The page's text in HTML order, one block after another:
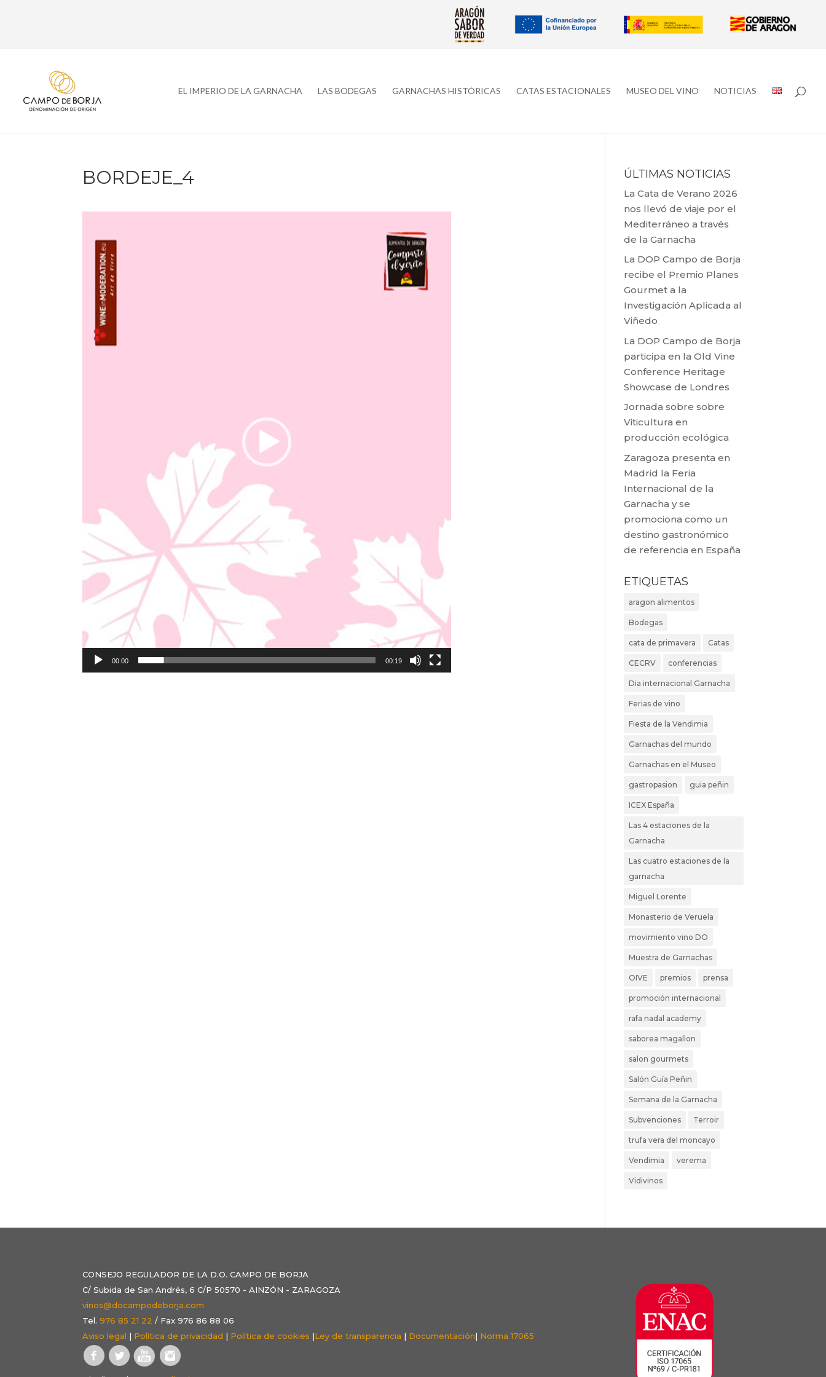
EL IMPERIO DE LA GARNACHA LAS BODEGAS GARNACHAS HISTÓRICAS CATAS ESTACIONALES MUSEO DEL VINO NOTICIAS
BORDEJE_4
vídeo
00:00 00:19
ÚLTIMAS NOTICIAS
La Cata de Verano 2026
nos llevó de viaje por el
Mediterráneo a través
de la Garnacha
La DOP Campo de Borja
recibe el Premio Planes
Gourmet a la
Investigación Aplicada al
Viñedo
La DOP Campo de Borja
participa en la Old Vine
Conference Heritage
Showcase de Londres
Jornada sobre sobre
Viticultura en
producción ecológica
Zaragoza presenta en
Madrid la Feria
Internacional de la
Garnacha y se
promociona como un
destino gastronómico
de referencia en España
ETIQUETAS
aragon alimentos
Bodegas
cata de primavera Catas
CECRV conferencias
Dia internacional Garnacha
Ferias de vino
Fiesta de la Vendimia
Garnachas del mundo
Garnachas en el Museo
gastropasion guia peñin
ICEX España
Las 4 estaciones de la
Garnacha
Las cuatro estaciones de la
garnacha
Miguel Lorente
Monasterio de Veruela
movimiento vino DO
Muestra de Garnachas
OIVE premios prensa
promoción internacional
rafa nadal academy
saborea magallon
salon gourmets
Salón Guía Peñin
Semana de la Garnacha
Subvenciones Terroir
trufa vera del moncayo
Vendimia verema
Vidivinos
CONSEJO REGULADOR DE LA D.O. CAMPO DE BORJA
C/ Subida de San Andrés, 6 C/P 50570 - AINZÓN - ZARAGOZA
vinos@docampodeborja.com
Tel.976 85 21 22 / Fax 976 86 88 06
Aviso legal | Política de privacidad | Política de cookies |Ley de transparencia | Documentación| Norma 17065